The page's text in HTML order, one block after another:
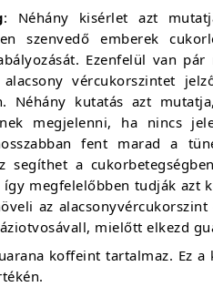
: Néhány kisérlet azt
szenvedő emberek
Ezenfelül van
vércukorszintet
Néhány kutatás azt
megjelenni, ha nincs
fent marad a
segíthet a
megfelelőbben tudják azt
az
mielőtt elkezd
koffeint tartalmaz. Ez